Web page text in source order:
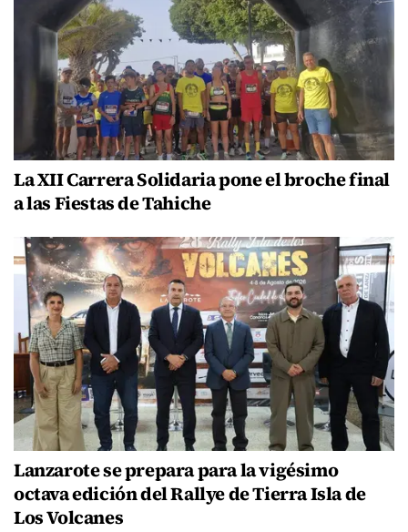
La XII Carrera Solidaria pone el broche final
a las Fiestas de Tahiche
Lanzarote se prepara para la vigésimo
octava edición del Rallye de Tierra Isla de
Los Volcanes